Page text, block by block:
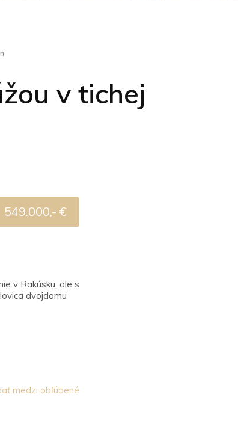
v tichej
549.000,- €
v Rakúsku, ale s
dvojdomu
medzi obľúbené